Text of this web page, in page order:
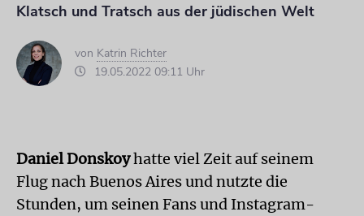
Klatsch und Tratsch aus der jüdischen Welt
von Katrin Richter
19.05.2022 09:11 Uhr
Daniel Donskoyhatte viel Zeit auf seinem
Flug nach Bue­nos Aires und nutzte die
Stunden, um seinen Fans und Instagram-